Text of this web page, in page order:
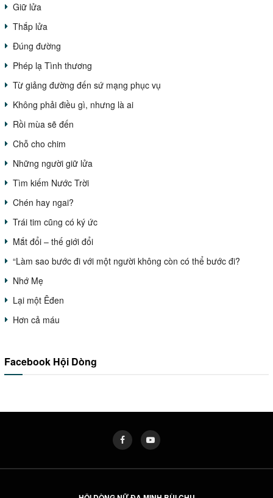
Giữ lửa
Thắp lửa
Đúng đường
Phép lạ Tình thương
Từ giảng đường đến sứ mạng phục vụ
Không phải điều gì, nhưng là ai
Rồi mùa sẽ đến
Chỗ cho chim
Những người giữ lửa
Tìm kiếm Nước Trời
Chén hay ngai?
Trái tim cũng có ký ức
Mắt đổi – thế giới đổi
“Làm sao bước đi với một người không còn có thể bước đi?
Nhớ Mẹ
Lại một Êđen
Hơn cả máu
Facebook Hội Dòng